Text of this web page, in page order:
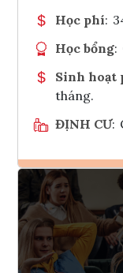
Học phí:
Học bổng:
Sinh hoạt
tháng.
ĐỊNH CƯ: